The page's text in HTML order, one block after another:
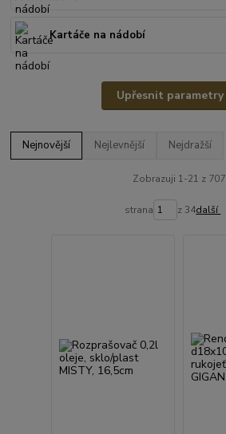
Kartáče na nádobí
Upřesnit parametry
Nejnovější Nejlevnější Nejdražší
Zobrazuji 1-21 z 707
strana z 34další